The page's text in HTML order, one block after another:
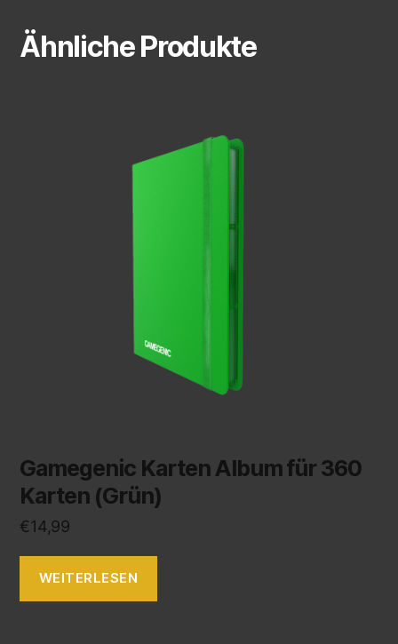
Ähnliche Produkte
Gamegenic Karten Album für 360
Karten (Grün)
€14,99
WEITERLESEN